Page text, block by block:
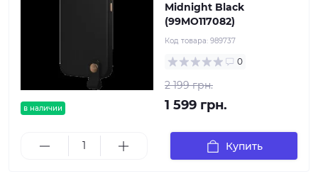
в наличии
Midnight Black
(99MO117082)
Код товара: 989737
0
2 199 грн.
1 599 грн.
Купить